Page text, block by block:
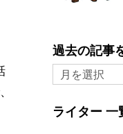
過去の記事
月を選択
ライター 一